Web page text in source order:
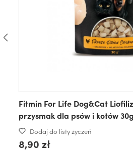
Fitmin For Life Dog&Cat
przysmak dla psów i kotów 30g
Dodaj do listy życzeń
8,90 zł